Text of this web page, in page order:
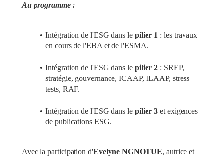
Au programme :
Intégration de l'ESG dans le pilier 1 : les travaux
en cours de l'EBA et de l'ESMA.
Intégration de l'ESG dans le pilier 2 : SREP,
stratégie, gouvernance, ICAAP, ILAAP, stress
tests, RAF.
Intégration de l'ESG dans le pilier 3 et exigences
de publications ESG.
Avec la participation d'Evelyne NGNOTUE, autrice et